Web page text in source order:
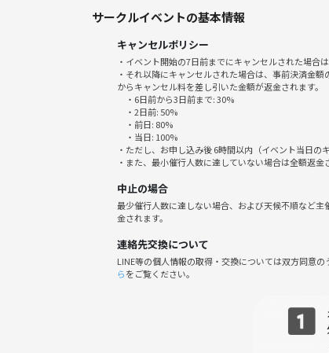
▪️費用💰
①つなげーと参加チケット（事前決済）
②🚗交通費6,500円（当日現金・PayPay支払）
①＋②がトータルの参加費です。
・飲食代金などは各自負担
▪️持ち物🎒
▪️あったらいいな💡
・日焼け止めクリーム🧴
・お菓子🍪
（真夏の都心と比べて約10℃低い気温です）
サークルイベントの基本情報
キャンセルポリシー
・イベント開始の7日前までにキャンセルされた場合
・それ以降にキャンセルされた場合は、事前決済金
からキャンセル料を差し引いた金額が返金されます。
・6日前から3日前まで: 30%
・2日前: 50%
・前日: 80%
・当日: 100%
・ただし、お申し込み後 6時間以内（イベント当日の
・また、最小催行人数に達していない場合は全額返金
中止の場合
最少催行人数に達しない場合、および天候不順など
金されます。
連絡先交換について
LINE等の個人情報の取得・交換については双方同意
らをご覧ください。